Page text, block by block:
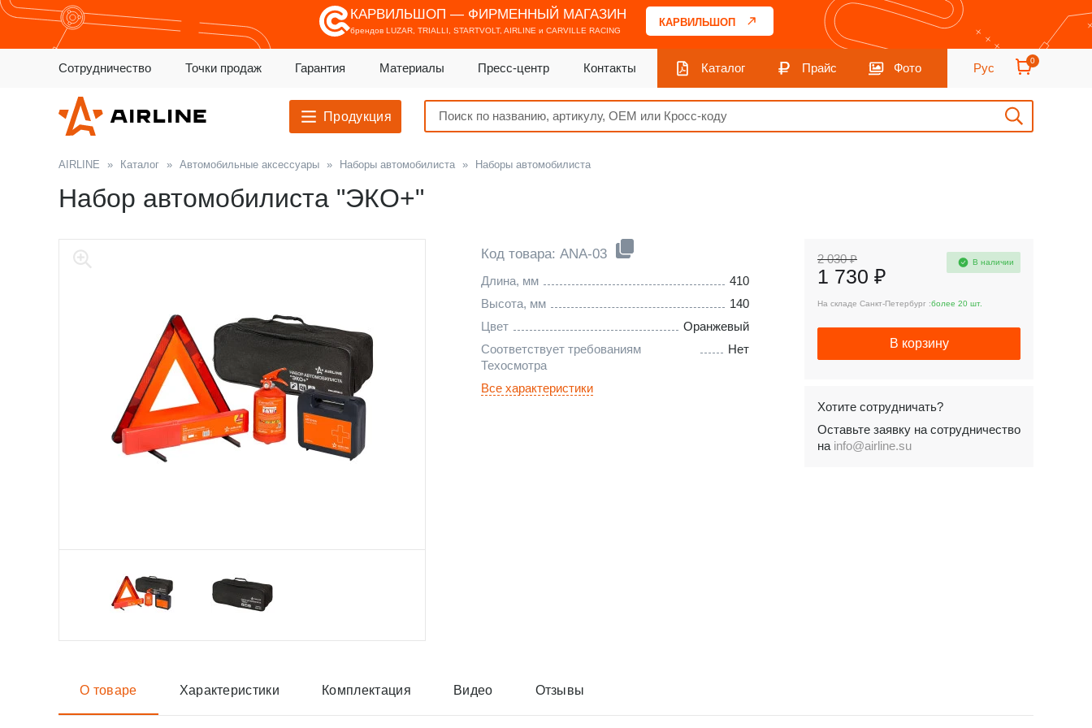
КАРВИЛЬШОП — ФИРМЕННЫЙ МАГАЗИН
брендов LUZAR, TRIALLI, STARTVOLT, AIRLINE и CARVILLE RACING
КАРВИЛЬШОП
Сотрудничество Точки продаж Гарантия Материалы Пресс-центр Контакты Каталог Прайс Фото Рус
0
Продукция
AIRLINE » Каталог » Автомобильные аксессуары » Наборы автомобилиста » Наборы автомобилиста
Набор автомобилиста "ЭКО+"
Код товара: ANA-03
Длина, мм
410
Высота, мм
140
Цвет
Оранжевый
Соответствует требованиям
Техосмотра
Нет
Все характеристики
2 030 ₽
1 730 ₽
В наличии
На складе Санкт-Петербург :более 20 шт.
В корзину
Хотите сотрудничать?
Оставьте заявку на сотрудничество
на info@airline.su
О товаре Характеристики Комплектация Видео Отзывы